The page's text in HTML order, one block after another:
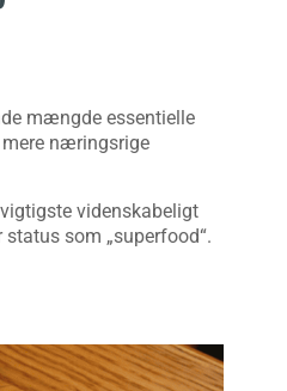
mængde essentielle
næringsrige
videnskabeligt
som „superfood“.